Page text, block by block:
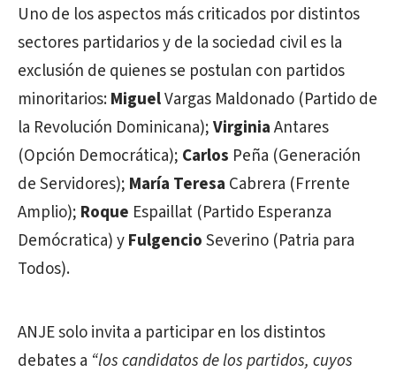
Uno de los aspectos más criticados por distintos
sectores partidarios y de la sociedad civil es la
exclusión de quienes se postulan con partidos
minoritarios:MiguelVargas Maldonado (Partido de
la Revolución Dominicana);VirginiaAntares
(Opción Democrática); Carlos Peña (Generación
de Servidores); María Teresa Cabrera (Frrente
Amplio); Roque Espaillat (Partido Esperanza
Demócratica) yFulgencioSeverino (Patria para
Todos).
ANJE solo invita a participar en los distintos
debates a “los candidatos de los partidos, cuyos